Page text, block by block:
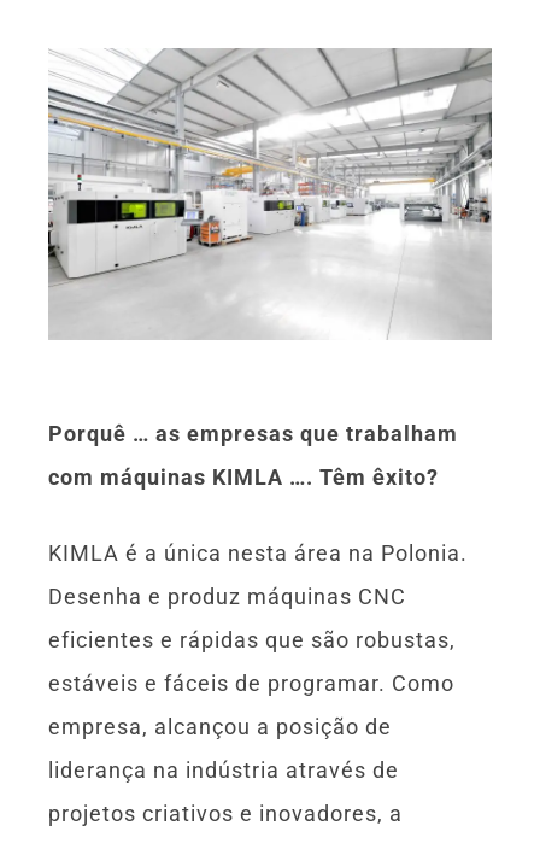
Porquê … as empresas que trabalham
com máquinas KIMLA …. Têm êxito?
KIMLA é a única nesta área na Polonia.
Desenha e produz máquinas CNC
eficientes e rápidas que são robustas,
estáveis e fáceis de programar. Como
empresa, alcançou a posição de
liderança na indústria através de
projetos criativos e inovadores, a